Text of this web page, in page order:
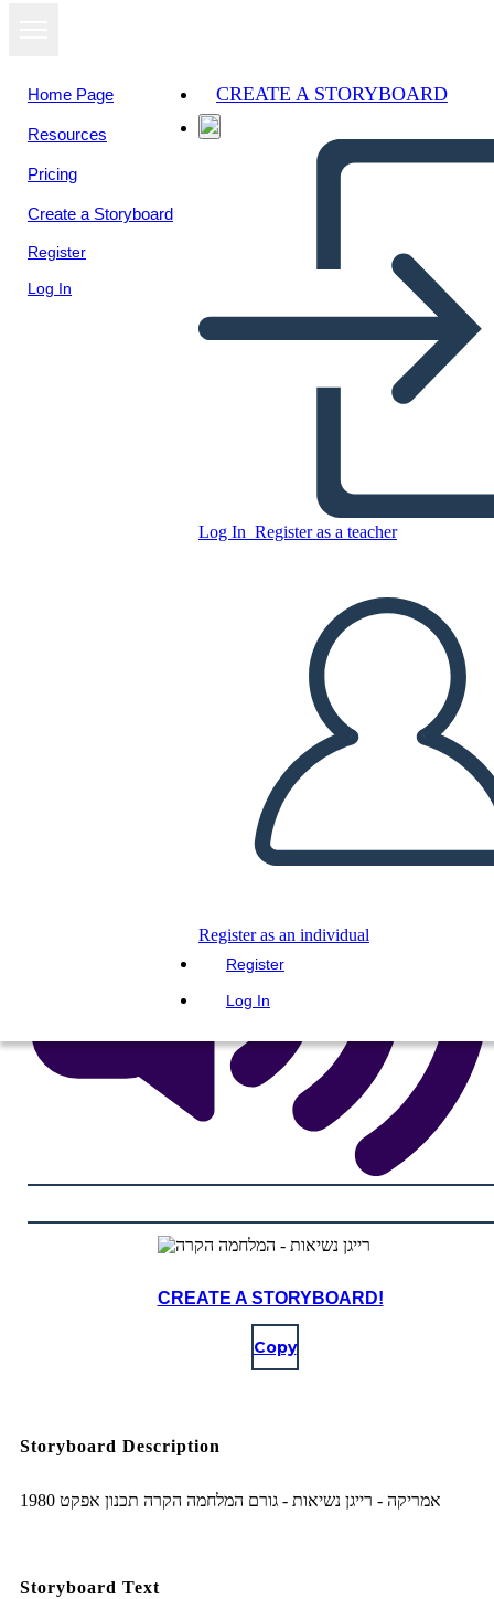
Home Page
Resources
Pricing
Create a Storyboard
Register
Log In
CREATE A STORYBOARD
Log In Register as a teacher
Register as an individual
Register
Log In
רייגן נשיאות - המלחמה הקרה
Copy this Storyboard
CREATE A STORYBOARD
PLAY SLIDESHOW
READ TO ME
CREATE A STORYBOARD!
Copy
Storyboard Description
1980 אמריקה - רייגן נשיאות - גורם המלחמה הקרה תכנון אפקט
Storyboard Text